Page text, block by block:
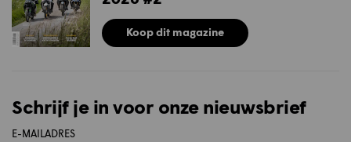
Koop dit magazine
Schrijf je in voor onze nieuwsbrief
E-MAILADRES